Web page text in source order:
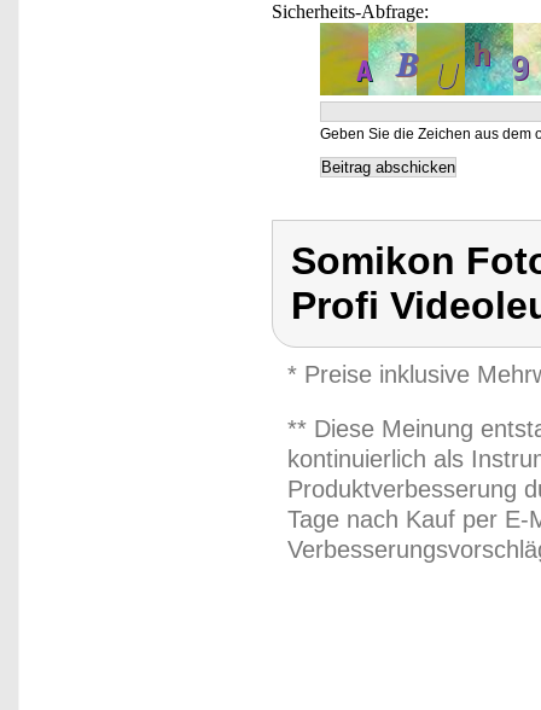
Sicherheits-Abfrage:
Geben Sie die Zeichen aus dem
Somikon
Profi
* Preise inklusive
** Diese Meinung
kontinuierlich als
Produktverbesserung
Tage nach Kauf per E-